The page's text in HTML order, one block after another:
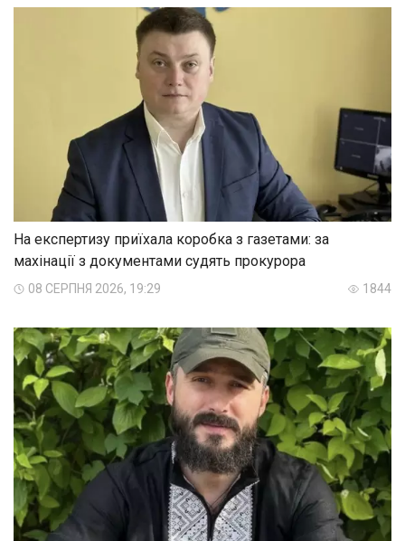
На експертизу приїхала коробка з газетами: за
махінації з документами судять прокурора
08 СЕРПНЯ 2026, 19:29 1844